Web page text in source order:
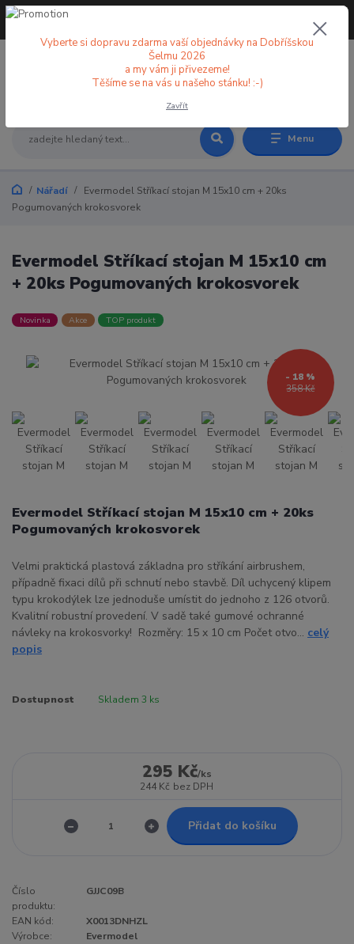
Menu
+420 773 998 582
Nářadí
Evermodel Stříkací stojan M 15x10 cm + 20ks
Pogumovaných krokosvorek
Evermodel Stříkací stojan M 15x10 cm
+ 20ks Pogumovaných krokosvorek
Novinka Akce TOP produkt
358 Kč
- 18 %
Evermodel Stříkací stojan M 15x10 cm + 20ks
Pogumovaných krokosvorek
Velmi praktická plastová základna pro stříkání airbrushem,
případně fixaci dílů při schnutí nebo stavbě. Díl uchycený klipem
typu krokodýlek lze jednoduše umístit do jednoho z 126 otvorů.
Kvalitní robustní provedení. V sadě také gumové ochranné
návleky na krokosvorky! Rozměry: 15 x 10 cm Počet otvo... celý
popis
Dostupnost Skladem 3 ks
295 Kč/ks
244 Kč bez DPH
Přidat do košíku
Číslo
produktu:
GJJC09B
EAN kód:
X0013DNHZL
Výrobce:
Evermodel
Vyberte si dopravu zdarma vaší objednávky na Dobříšskou
Šelmu 2026
a my vám ji přivezeme!
Těšíme se na vás u našeho stánku! :-)
Zavřít